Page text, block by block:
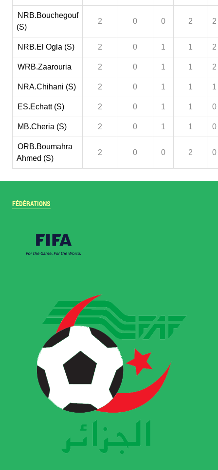
NRB.Bouchegouf
(S)
2 0 0 2 2
NRB.El Ogla (S) 2 0 1 1 2
WRB.Zaarouria 2 0 1 1 2
NRA.Chihani (S) 2 0 1 1 1
ES.Echatt (S) 2 0 1 1 0
MB.Cheria (S) 2 0 1 1 0
ORB.Boumahra
Ahmed (S)
2 0 0 2 0
FÉDÉRATIONS